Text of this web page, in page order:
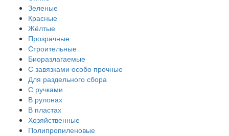
Зеленые
Красные
Жёлтые
Прозрачные
Строительные
Биоразлагаемые
С завязками особо прочные
Для раздельного сбора
С ручками
В рулонах
В пластах
Хозяйственные
Полипропиленовые